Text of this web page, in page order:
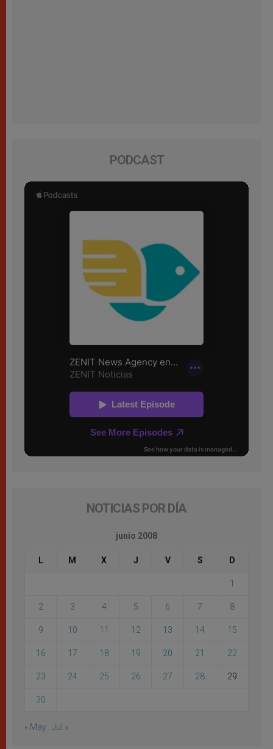
PODCAST
NOTICIAS POR DÍA
junio 2008
L M X J V S D
1
2 3 4 5 6 7 8
9 10 11 12 13 14 15
16 17 18 19 20 21 22
23 24 25 26 27 28 29
30
« May Jul »